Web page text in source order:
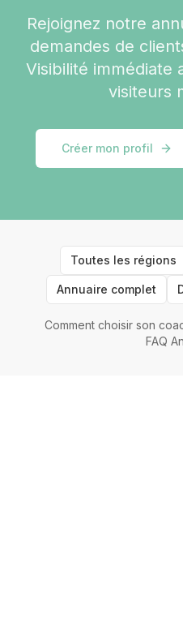
Rejoignez notre
demandes de
Visibilité immédiate
visiteurs
Créer mon profil
Toutes les régions
Annuaire complet
Comment choisir son
FAQ